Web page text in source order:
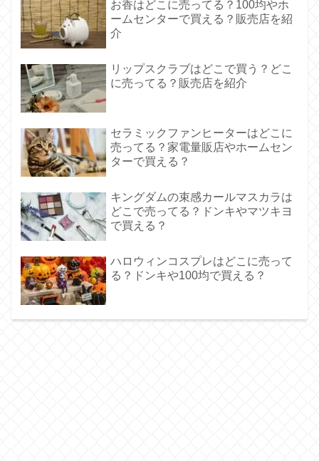
お香はどこに売ってる？100均やホ
ームセンターで買える？販売店を紹
介
リップスクラブはどこで買う？どこ
に売ってる？販売店を紹介
セラミックファンヒーターはどこに
売ってる？家電量販店やホームセン
ターで買える？
キングダムの束感カールマスカラは
どこで売ってる？ドンキやマツキヨ
で買える？
ハロウィンコスプレはどこに売って
る？ドンキや100均で買える？